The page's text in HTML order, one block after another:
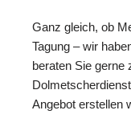
Ganz gleich, ob
Tagung – wir
beraten Sie gerne
Angebot erstellen